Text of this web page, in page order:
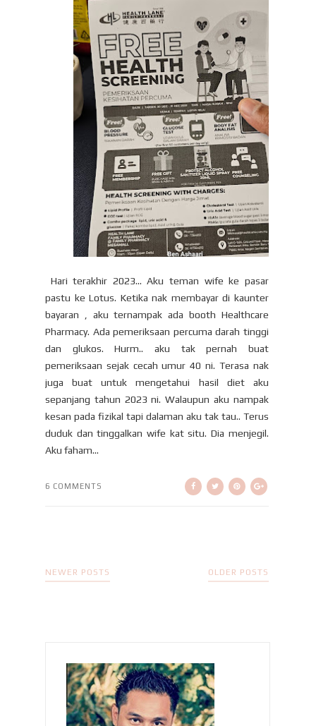
Hari terakhir 2023... Aku teman wife ke pasar
pastu ke Lotus. Ketika nak membayar di kaunter
bayaran , aku ternampak ada booth Healthcare
Pharmacy. Ada pemeriksaan percuma darah tinggi
dan glukos. Hurm.. aku tak pernah buat
pemeriksaan sejak cecah umur 40 ni. Terasa nak
juga buat untuk mengetahui hasil diet aku
sepanjang tahun 2023 ni. Walaupun aku nampak
kesan pada fizikal tapi dalaman aku tak tau.. Terus
duduk dan tinggalkan wife kat situ. Dia menjegil.
Aku faham...
6 COMMENTS
NEWER POSTS OLDER POSTS